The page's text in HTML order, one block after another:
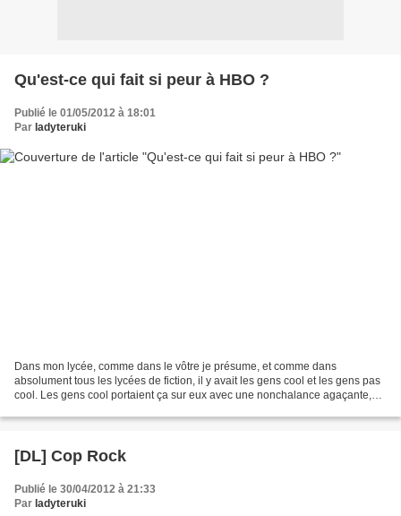
Qu'est-ce qui fait si peur à HBO ?
Publié le 01/05/2012 à 18:01
Par ladyteruki
Dans mon lycée, comme dans le vôtre je présume, et comme dans
absolument tous les lycées de fiction, il y avait les gens cool et les gens pas
cool. Les gens cool portaient ça sur eux avec une nonchalance agaçante,
[DL] Cop Rock
Publié le 30/04/2012 à 21:33
Par ladyteruki